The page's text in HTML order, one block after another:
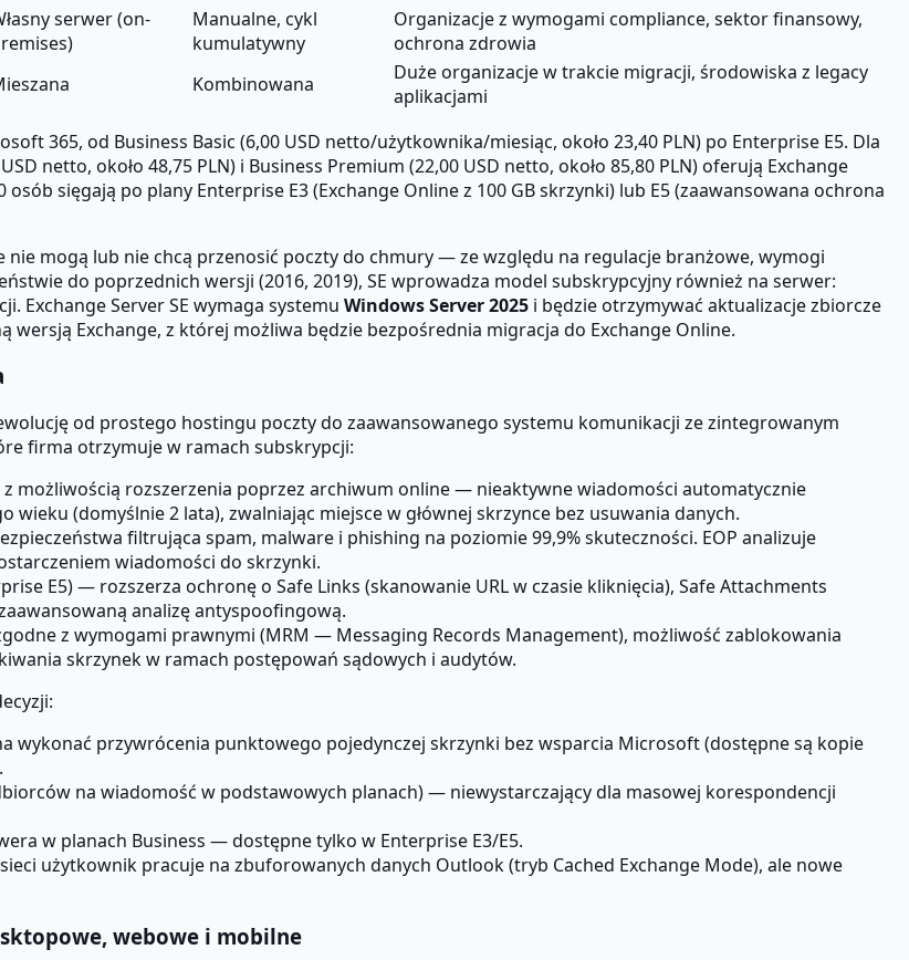
serwer (on-
Manualne, cykl
kumulatywny
Organizacje z wymogami compliance, sektor finansowy,
ochrona zdrowia
Kombinowana
Duże organizacje w trakcie migracji, środowiska z legacy
aplikacjami
365, od Business Basic (6,00 USD netto/użytkownika/miesiąc, około 23,40 PLN) po Enterprise E5. Dla
netto, około 48,75 PLN) i Business Premium (22,00 USD netto, około 85,80 PLN) oferują Exchange
sięgają po plany Enterprise E3 (Exchange Online z 100 GB skrzynki) lub E5 (zaawansowana ochrona
mogą lub nie chcą przenosić poczty do chmury — ze względu na regulacje branżowe, wymogi
do poprzednich wersji (2016, 2019), SE wprowadza model subskrypcyjny również na serwer:
Exchange Server SE wymaga systemu Windows Server 2025 i będzie otrzymywać aktualizacje zbiorcze
wersją Exchange, z której możliwa będzie bezpośrednia migracja do Exchange Online.
od prostego hostingu poczty do zaawansowanego systemu komunikacji ze zintegrowanym
firma otrzymuje w ramach subskrypcji:
z możliwością rozszerzenia poprzez archiwum online — nieaktywne wiadomości automatycznie
(domyślnie 2 lata), zwalniając miejsce w głównej skrzynce bez usuwania danych.
filtrująca spam, malware i phishing na poziomie 99,9% skuteczności. EOP analizuje
wiadomości do skrzynki.
E5) — rozszerza ochronę o Safe Links (skanowanie URL w czasie kliknięcia), Safe Attachments
analizę antyspoofingową.
z wymogami prawnymi (MRM — Messaging Records Management), możliwość zablokowania
skrzynek w ramach postępowań sądowych i audytów.
wykonać przywrócenia punktowego pojedynczej skrzynki bez wsparcia Microsoft (dostępne są kopie
na wiadomość w podstawowych planach) — niewystarczający dla masowej korespondencji
w planach Business — dostępne tylko w Enterprise E3/E5.
użytkownik pracuje na zbuforowanych danych Outlook (tryb Cached Exchange Mode), ale nowe
webowe i mobilne